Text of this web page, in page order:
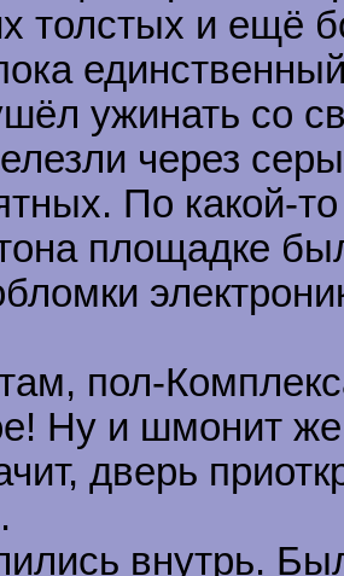
толстых и ещё
ужинать со
через
По какой-
площадке
пол-
Ну и шмонит же
дверь
внутрь.